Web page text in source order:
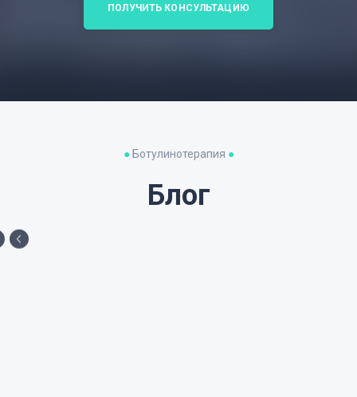
ПОЛУЧИТЬ КОНСУЛЬТАЦИЮ
● Ботулинотерапия ●
Блог